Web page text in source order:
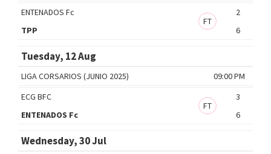
ENTENADOS Fc
2
FT
TPP
6
Tuesday, 12 Aug
09:00 PM
LIGA CORSARIOS (JUNIO 2025)
ECG BFC
3
FT
ENTENADOS Fc
6
Wednesday, 30 Jul